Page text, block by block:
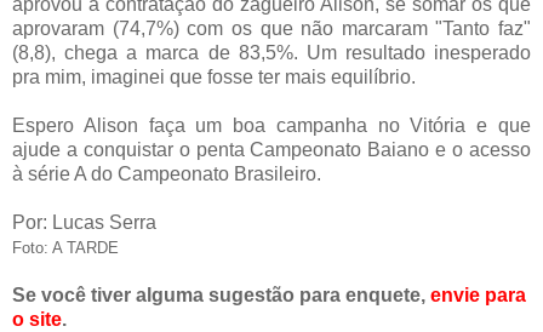
aprovou a contratação do zagueiro Alison, se somar os que
aprovaram (74,7%) com os que não marcaram "Tanto faz"
(8,8), chega a marca de 83,5%. Um resultado inesperado
pra mim, imaginei que fosse ter mais equilíbrio.
Espero Alison faça um boa campanha no Vitória e que
ajude a conquistar o penta Campeonato Baiano e o acesso
à série A do Campeonato Brasileiro.
Por: Lucas Serra
Foto: A TARDE
Se você tiver alguma sugestão para enquete, envie para
o site.